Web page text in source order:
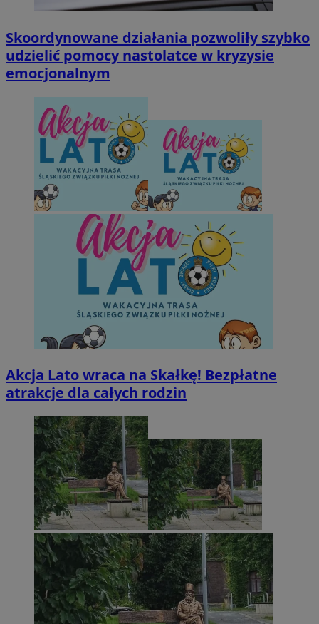
Skoordynowane działania pozwoliły szybko
udzielić pomocy nastolatce w kryzysie
emocjonalnym
Akcja Lato wraca na Skałkę! Bezpłatne
atrakcje dla całych rodzin